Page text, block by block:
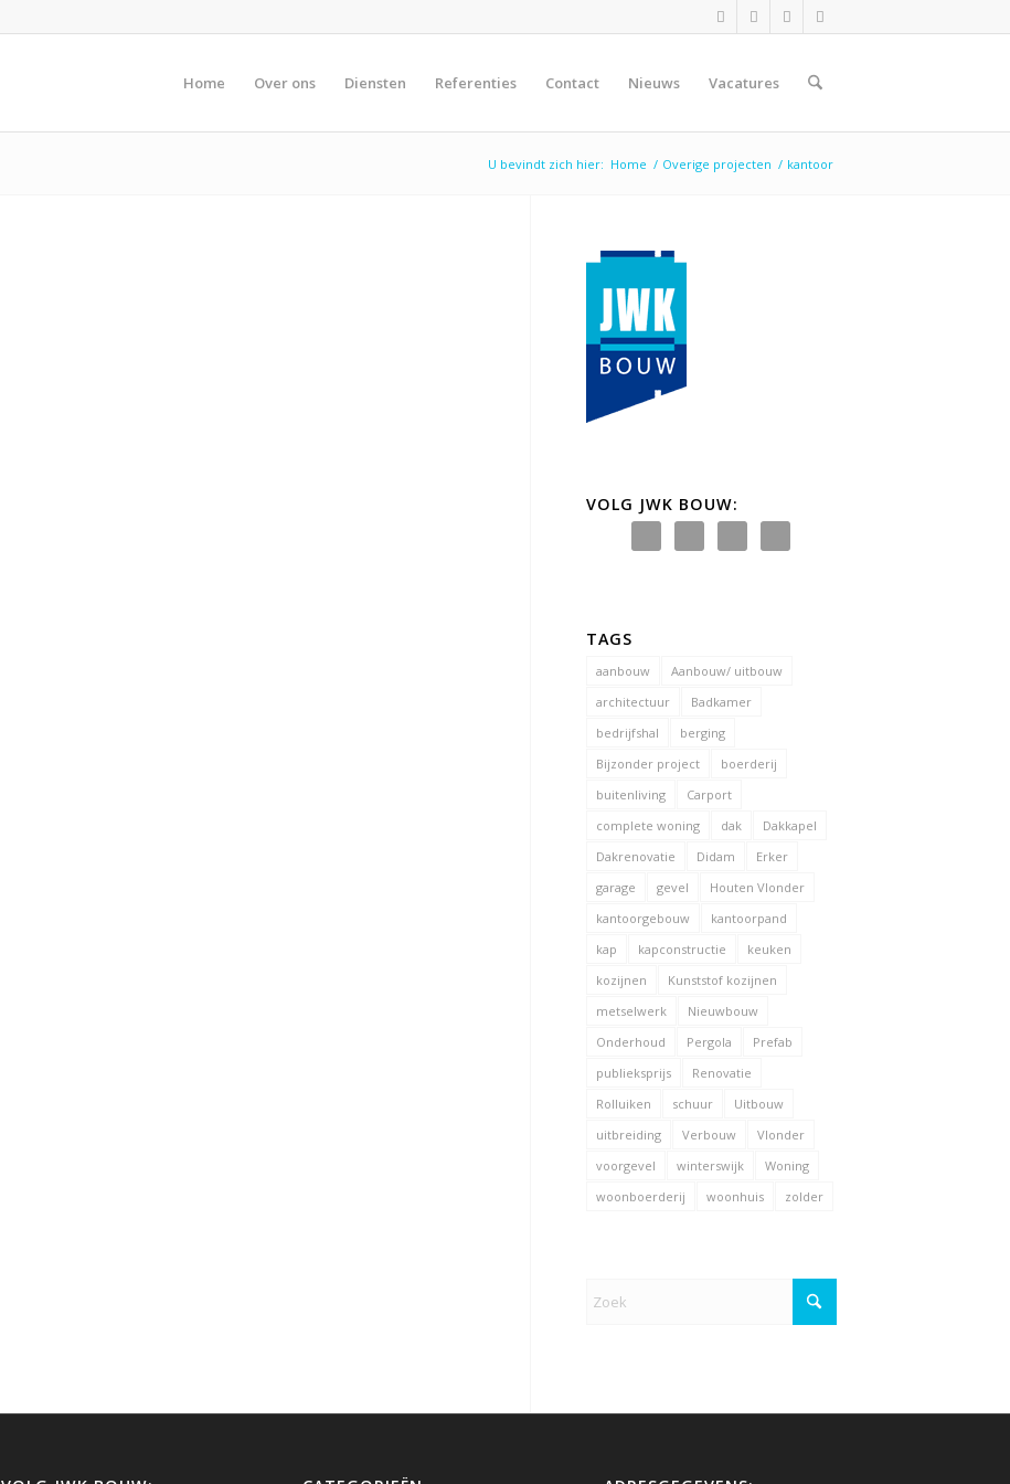
Home Over ons Diensten Referenties Contact Nieuws Vacatures
U bevindt zich hier: Home / Overige projecten / kantoor
VOLG JWK BOUW:
TAGS
aanbouw
Aanbouw/ uitbouw
architectuur
Badkamer
bedrijfshal
berging
Bijzonder project
boerderij
buitenliving
Carport
complete woning
dak
Dakkapel
Dakrenovatie
Didam
Erker
garage
gevel
Houten Vlonder
kantoorgebouw
kantoorpand
kap
kapconstructie
keuken
kozijnen
Kunststof kozijnen
metselwerk
Nieuwbouw
Onderhoud
Pergola
Prefab
publieksprijs
Renovatie
Rolluiken
schuur
Uitbouw
uitbreiding
Verbouw
Vlonder
voorgevel
winterswijk
Woning
woonboerderij
woonhuis zolder